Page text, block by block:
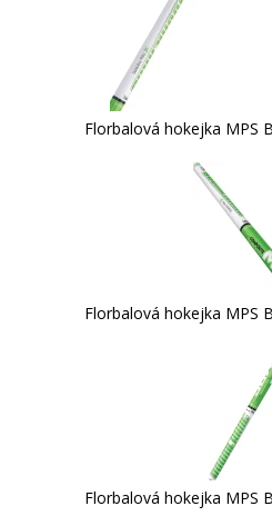
Florbalová hokejka MPS
Florbalová hokejka MPS
Florbalová hokejka MPS